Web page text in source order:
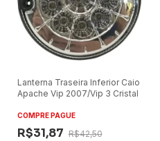
Lanterna Traseira Inferior Caio
Apache Vip 2007/Vip 3 Cristal
COMPRE PAGUE
R$31,87 R$42,50